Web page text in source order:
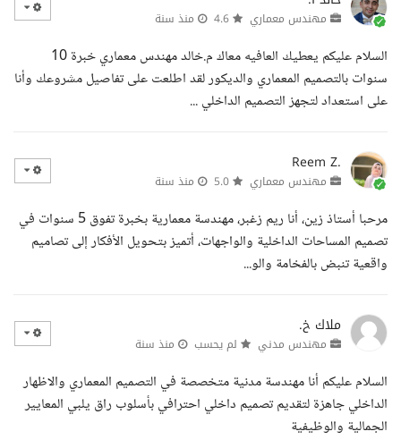
مهندس معماري منذ سنة
السلام عليكم يعطيك العافيه معاك م.خالد مهندس معماري خبرة 10
سنوات بالتصميم المعماري والديكور لقد اطلعت على تفاصيل مشروعك وأنا
على استعداد لتجهز التصميم الداخلي ...
Reem Z.
مهندس معماري منذ سنة
مرحبا أستاذ زين، أنا ريم زغبر، مهندسة معمارية بخبرة تفوق 5 سنوات في
تصميم المساحات الداخلية والواجهات، أتميز بتحويل الأفكار إلى تصاميم
واقعية تنبض بالفخامة والو...
ملاك خ.
مهندس مدني لم يحسب منذ سنة
السلام عليكم أنا مهندسة مدنية متخصصة في التصميم المعماري والاظهار
الداخلي جاهزة لتقديم تصميم داخلي احترافي بأسلوب راق يلبي المعايير
الجمالية والوظيفية